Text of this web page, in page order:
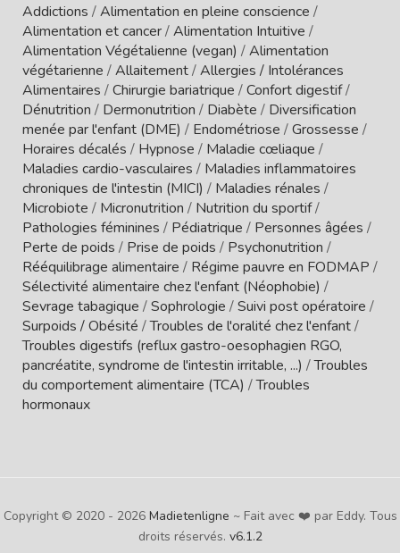
Addictions /Alimentation en pleine conscience /
Alimentation et cancer/Alimentation Intuitive /
Alimentation Végétalienne (vegan) /Alimentation
végétarienne /Allaitement/Allergies / Intolérances
Alimentaires /Chirurgie bariatrique /Confort digestif/
Dénutrition / Dermonutrition / Diabète / Diversification
menée par l'enfant (DME) / Endométriose /Grossesse /
Horaires décalés / Hypnose / Maladie cœliaque /
Maladies cardio-vasculaires / Maladies inflammatoires
chroniques de l'intestin (MICI) / Maladies rénales /
Microbiote / Micronutrition / Nutrition du sportif/
Pathologies féminines / Pédiatrique / Personnes âgées /
Perte de poids / Prise de poids / Psychonutrition /
Rééquilibrage alimentaire / Régime pauvre en FODMAP /
Sélectivité alimentaire chez l'enfant (Néophobie) /
Sevrage tabagique /Sophrologie /Suivi post opératoire /
Surpoids / Obésité /Troubles de l'oralité chez l'enfant/
Troubles digestifs (reflux gastro-oesophagien RGO,
pancréatite, syndrome de l'intestin irritable, ...) /Troubles
du comportement alimentaire (TCA) /Troubles
hormonaux
Copyright © 2020 - 2026 Madietenligne ~ Fait avec ❤️ par Eddy. Tous
droits réservés. v6.1.2